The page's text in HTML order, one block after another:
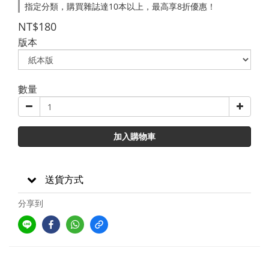
指定分類，購買雜誌達10本以上，最高享8折優惠！
NT$180
版本
數量
加入購物車
送貨方式
分享到